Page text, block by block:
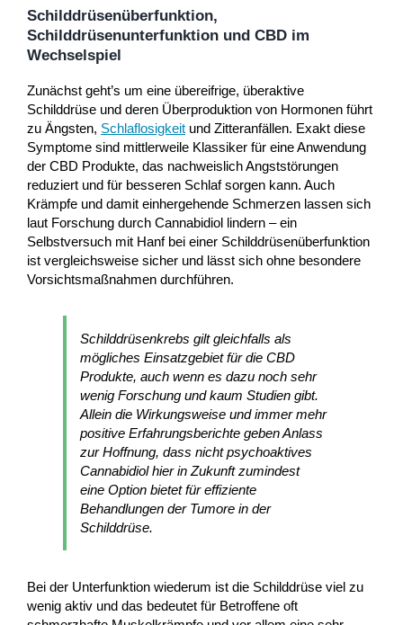
Schilddrüsenüberfunktion,
Schilddrüsenunterfunktion und CBD im
Wechselspiel
Zunächst geht’s um eine übereifrige, überaktive
Schilddrüse und deren Überproduktion von Hormonen führt
zu Ängsten, Schlaflosigkeitund Zitteranfällen. Exakt diese
Symptome sind mittlerweile Klassiker für eine Anwendung
der CBD Produkte, das nachweislich Angststörungen
reduziert und für besseren Schlaf sorgen kann. Auch
Krämpfe und damit einhergehende Schmerzen lassen sich
laut Forschung durch Cannabidiol lindern – ein
Selbstversuch mit Hanf bei einer Schilddrüsenüberfunktion
ist vergleichsweise sicher und lässt sich ohne besondere
Vorsichtsmaßnahmen durchführen.
Schilddrüsenkrebs gilt gleichfalls als
mögliches Einsatzgebiet für die CBD
Produkte, auch wenn es dazu noch sehr
wenig Forschung und kaum Studien gibt.
Allein die Wirkungsweise und immer mehr
positive Erfahrungsberichte geben Anlass
zur Hoffnung, dass nicht psychoaktives
Cannabidiol hier in Zukunft zumindest
eine Option bietet für effiziente
Behandlungen der Tumore in der
Schilddrüse.
Bei der Unterfunktion wiederum ist die Schilddrüse viel zu
wenig aktiv und das bedeutet für Betroffene oft